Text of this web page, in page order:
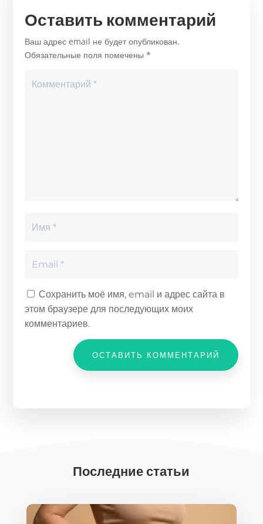
Оставить комментарий
Ваш адрес email не будет опубликован.
Обязательные поля помечены*
Сохранить моё имя, email и адрес сайта в
этом браузере для последующих моих
комментариев.
ОСТАВИТЬ КОММЕНТАРИЙ
Последние статьи